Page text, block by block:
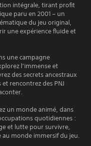
intégrale, tirant profit
paru en 2001 – un
du jeu original,
une expérience fluide et
une campagne
l’immense et
des secrets ancestraux
rencontrez des PNJ
un monde animé, dans
quotidiennes :
et lutte pour survivre,
monde immersif du jeu.